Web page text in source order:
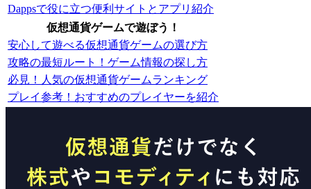
Dappsで役に立つ便利サイトとアプリ紹介
仮想通貨ゲームで遊ぼう！
安心して遊べる仮想通貨ゲームの選び方
攻略の最短ルート！ゲーム情報の探し方
必見！人気の仮想通貨ゲームランキング
プレイ参考！おすすめのプレイヤーを紹介